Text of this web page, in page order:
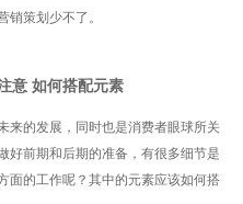
销策划少不了。
意 如何搭配元素
来的发展，同时也是消费者眼球所关
好前期和后期的准备，有很多细节是
面的工作呢？其中的元素应该如何搭